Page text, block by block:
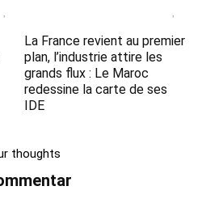
La France revient au premier
plan, l’industrie attire les
grands flux : Le Maroc
redessine la carte de ses
IDE
thoughts